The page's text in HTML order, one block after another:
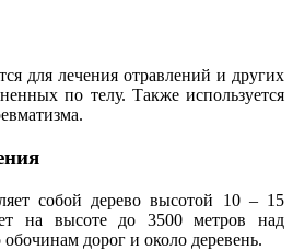
для лечения отравлений и других
по телу. Также используется
собой дерево высотой 10 – 15
на высоте до 3500 метров над
дорог и около деревень.